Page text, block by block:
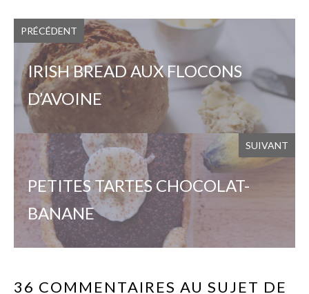
PRÉCÉDENT
IRISH BREAD AUX FLOCONS
D’AVOINE
SUIVANT
PETITES TARTES CHOCOLAT-
BANANE
36 COMMENTAIRES AU SUJET DE